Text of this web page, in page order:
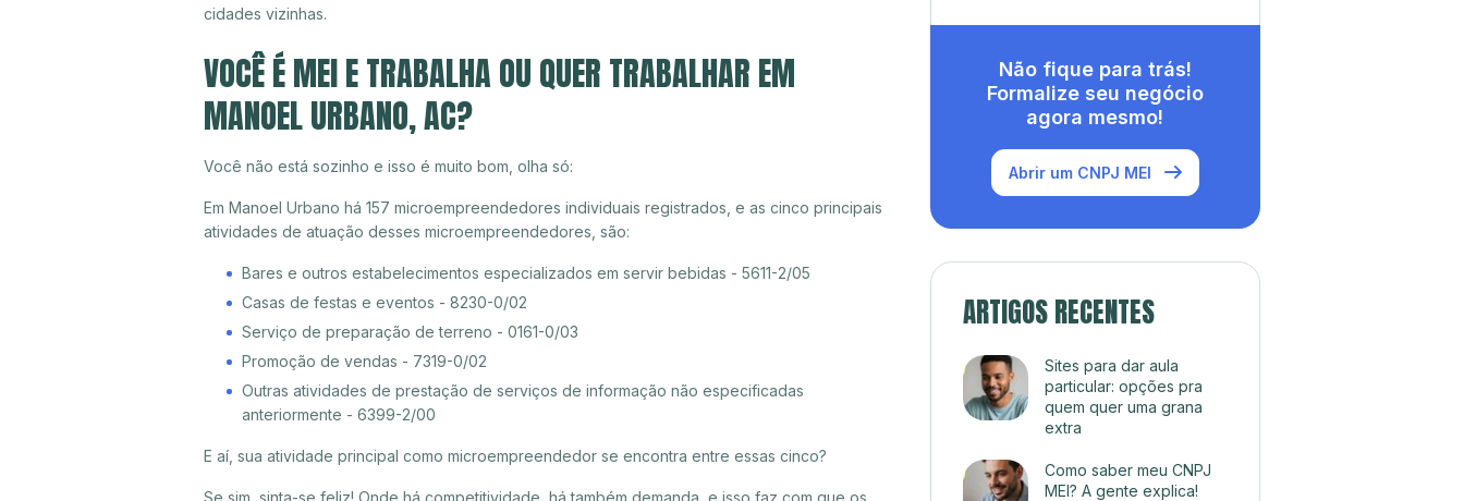
cidades vizinhas.
VOCÊ É MEI E TRABALHA OU QUER TRABALHAR EM
MANOEL URBANO, AC?
Você não está sozinho e isso é muito bom, olha só:
Em Manoel Urbano há 157 microempreendedores individuais registrados, e as cinco principais
atividades de atuação desses microempreendedores, são:
Bares e outros estabelecimentos especializados em servir bebidas - 5611-2/05
Casas de festas e eventos - 8230-0/02
Serviço de preparação de terreno - 0161-0/03
Promoção de vendas - 7319-0/02
Outras atividades de prestação de serviços de informação não especificadas
anteriormente - 6399-2/00
E aí, sua atividade principal como microempreendedor se encontra entre essas cinco?
Se sim, sinta-se feliz! Onde há competitividade, há também demanda, e isso faz com que os
Não fique para trás!
Formalize seu negócio
agora mesmo!
Abrir um CNPJ MEI
ARTIGOS RECENTES
Sites para dar aula
particular: opções pra
quem quer uma grana
extra
Como saber meu CNPJ
MEI? A gente explica!